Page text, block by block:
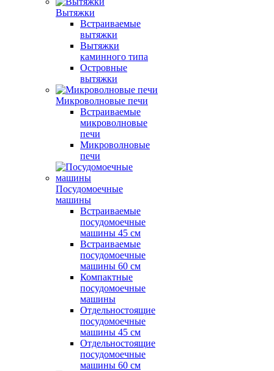
Вытяжки
Встраиваемые
вытяжки
Вытяжки
каминного типа
Островные
вытяжки
Микроволновые печи
Встраиваемые
микроволновые
печи
Микроволновые
печи
Посудомоечные
машины
Встраиваемые
посудомоечные
машины 45 см
Встраиваемые
посудомоечные
машины 60 см
Компактные
посудомоечные
машины
Отдельностоящие
посудомоечные
машины 45 см
Отдельностоящие
посудомоечные
машины 60 см